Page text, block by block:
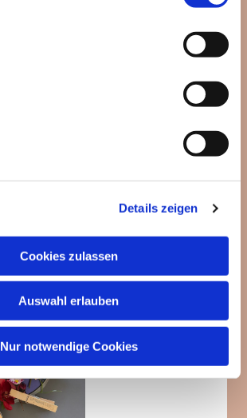
Details zeigen
Cookies zulassen
Auswahl erlauben
Nur notwendige Cookies